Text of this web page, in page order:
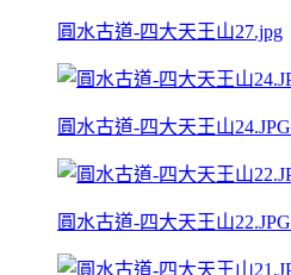
圓水古道-四大天王山27.jpg
圓水古道-四大天王山24.JPG
圓水古道-四大天王山22.JPG